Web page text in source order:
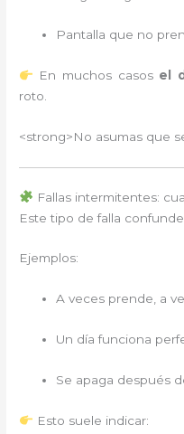
Pantalla que no
En muchos casos el
roto.
<strong>No asumas que
Fallas intermitentes:
Este tipo de falla
Ejemplos:
A veces prende, a
Un día funciona
Se apaga después
Esto suele indicar: